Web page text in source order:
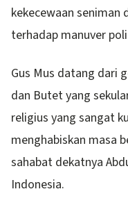
kekecewaan seniman
terhadap manuver
Gus Mus datang dari
dan Butet yang
religius yang sangat
menghabiskan masa
sahabat dekatnya
Indonesia.